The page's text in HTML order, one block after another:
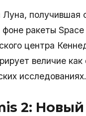
получившая
фоне ракеты
центра
величие
исследованиях.
2: Новый